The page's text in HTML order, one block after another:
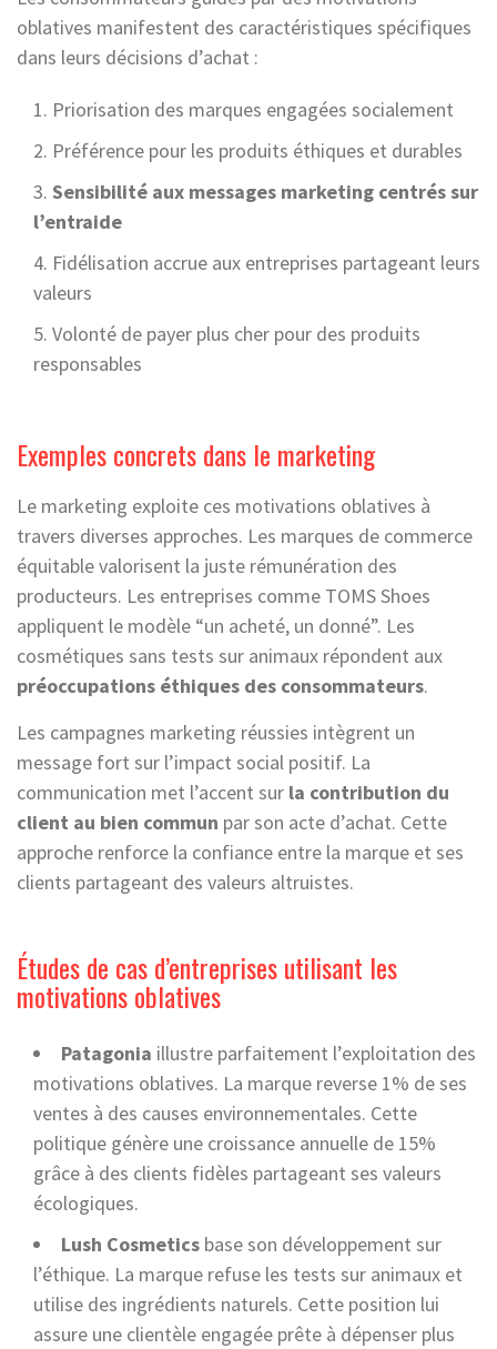
oblatives manifestent des caractéristiques spécifiques
dans leurs décisions d’achat :
Priorisation des marques engagées socialement
Préférence pour les produits éthiques et durables
Sensibilité aux messages marketing centrés sur
l’entraide
Fidélisation accrue aux entreprises partageant leurs
valeurs
Volonté de payer plus cher pour des produits
responsables
Exemples concrets dans le marketing
Le marketing exploite ces motivations oblatives à
travers diverses approches. Les marques de commerce
équitable valorisent la juste rémunération des
producteurs. Les entreprises comme TOMS Shoes
appliquent le modèle “un acheté, un donné”. Les
cosmétiques sans tests sur animaux répondent aux
préoccupations éthiques des consommateurs.
Les campagnes marketing réussies intègrent un
message fort sur l’impact social positif. La
communication met l’accent sur la contribution du
client au bien commun par son acte d’achat. Cette
approche renforce la confiance entre la marque et ses
clients partageant des valeurs altruistes.
Études de cas d’entreprises utilisant les
motivations oblatives
Patagonia illustre parfaitement l’exploitation des
motivations oblatives. La marque reverse 1% de ses
ventes à des causes environnementales. Cette
politique génère une croissance annuelle de 15%
grâce à des clients fidèles partageant ses valeurs
écologiques.
Lush Cosmetics base son développement sur
l’éthique. La marque refuse les tests sur animaux et
utilise des ingrédients naturels. Cette position lui
assure une clientèle engagée prête à dépenser plus